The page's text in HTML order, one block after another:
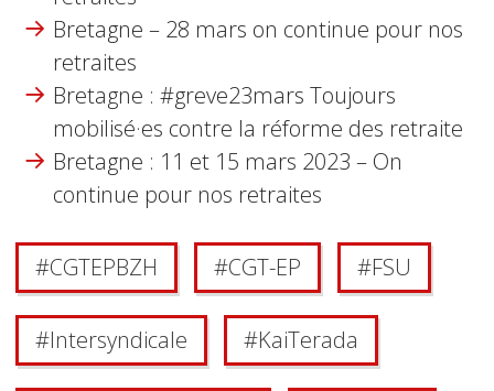
Bretagne – 28 mars on continue pour nos
retraites
Bretagne : #greve23mars Toujours
mobilisé·es contre la réforme des retraite
Bretagne : 11 et 15 mars 2023 – On
continue pour nos retraites
#CGT EP BZH #CGT-EP #FSU
#Intersyndicale #Kai Terada